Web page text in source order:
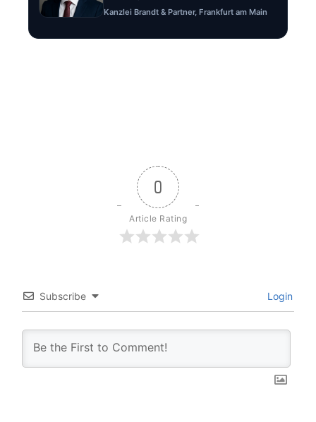
Kanzlei Brandt & Partner, Frankfurt am Main
0
Article Rating
Subscribe Login